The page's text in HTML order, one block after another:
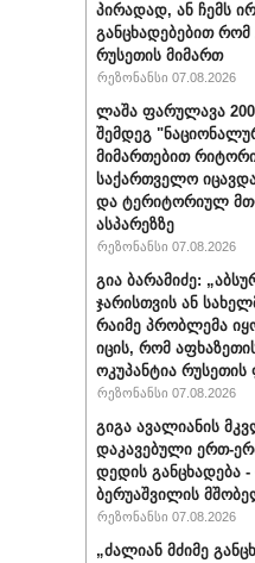
პირადად, ან ჩემს
განცხადებებით
რუსეთის მიმართ
რეზონანსი 07.08.2026
ლაშა ფარულავა
შემდეგ
მიმართებით
საქართველო იცავდა
და ტერიტორიულ
ასპარეზზე
რეზონანსი 07.08.2026
გია ბარამიძე:
ჯარისთვის ან
რაიმე პრობლემა
იცის, რომ
ოკუპანტია რუსეთის
რეზონანსი 07.08.2026
გიგა ავალიანის
დაკავებული ერთ-
დედის განცხადება -
ბერუაშვილის
რეზონანსი 07.08.2026
„ძალიან მძიმე